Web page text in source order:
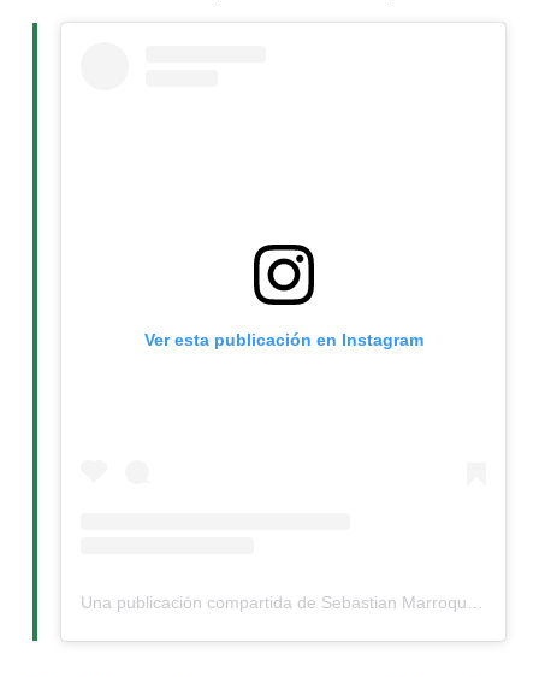
Ver esta publicación en Instagram
Una publicación compartida de Sebastian Marroquin (@juanpabloescobarhenao)